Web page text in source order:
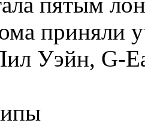
приняли
Уэйн, G-